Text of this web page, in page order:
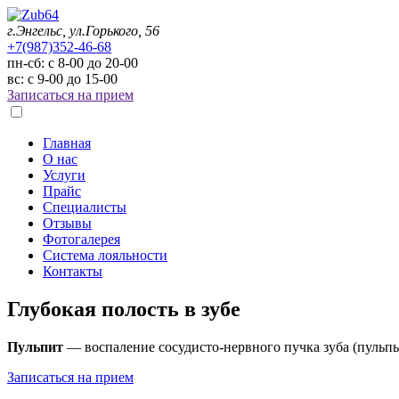
г.Энгельс, ул.Горького, 56
+7(987)352-46-68
пн-сб: с 8-00 до 20-00
вс: с 9-00 до 15-00
Записаться на прием
Главная
О нас
Услуги
Прайс
Специалисты
Отзывы
Фотогалерея
Система лояльности
Контакты
Глубокая полость в зубе
Пульпит — воспаление сосудисто-нервного пучка зуба
Записаться на прием